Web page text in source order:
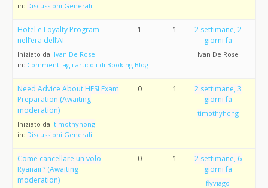
in: Discussioni Generali
Hotel e Loyalty Program
nell’era dell’AI
Iniziato da: Ivan De Rose
in: Commenti agli articoli di Booking Blog
1 1
2 settimane, 2
giorni fa
Ivan De Rose
Need Advice About HESI Exam
Preparation (Awaiting
moderation)
Iniziato da: timothyhong
in: Discussioni Generali
0 1
2 settimane, 3
giorni fa
timothyhong
Come cancellare un volo
Ryanair? (Awaiting
moderation)
0 1
2 settimane, 6
giorni fa
flyviago